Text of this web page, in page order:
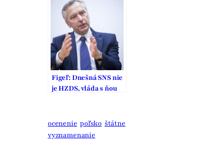
manželstva na
Slovensku
Figeľ: Dnešná SNS nie
je HZDS, vláda s ňou
ocenenie poľsko štátne
vyznamenanie